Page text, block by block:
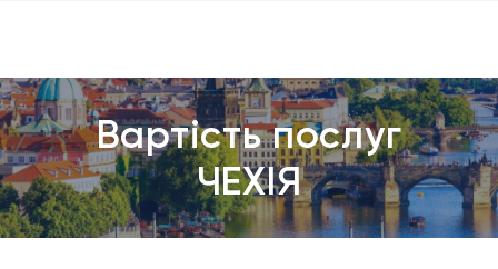
Вартість послуг
ЧЕХІЯ